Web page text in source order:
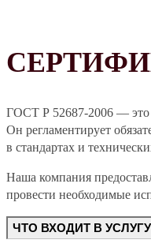
ГОСТ Р 52687-2006 — это
Он регламентирует
в стандартах и
Наша компания
провести необходимые
ЧТО ВХОДИТ В